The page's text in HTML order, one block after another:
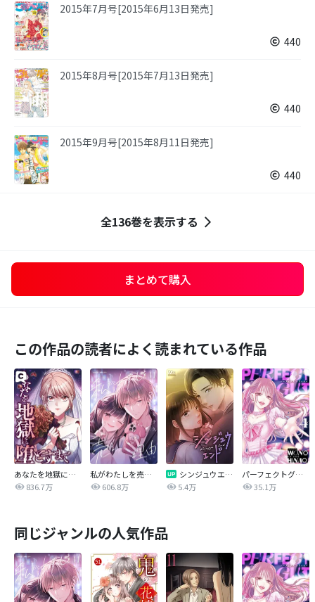
2015年7月号[2015年6月13日発売]
440
2015年8月号[2015年7月13日発売]
440
2015年9月号[2015年8月11日発売]
440
全136巻を表示する
まとめて購入
この作品の読者によく読まれている作品
あなたを地獄に堕とすまで
836.7万
私がわたしを売る理由
606.8万
シンジュウエンド【タテヨミ】
5.4万
パーフェクトグリッター
35.1万
同じジャンルの人気作品